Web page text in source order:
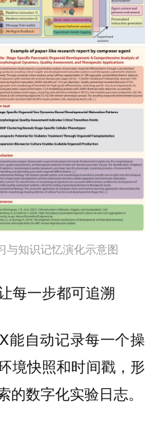
与知识记忆演化示意图
每一步都可追溯
能自动记录每一个操
境快照和时间戳，形
的数字化实验日志。